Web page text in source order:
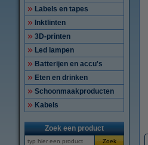
Labels en tapes
Inktlinten
3D-printen
Led lampen
Batterijen en accu's
Eten en drinken
Schoonmaakproducten
Kabels
Zoek een product
Zoek